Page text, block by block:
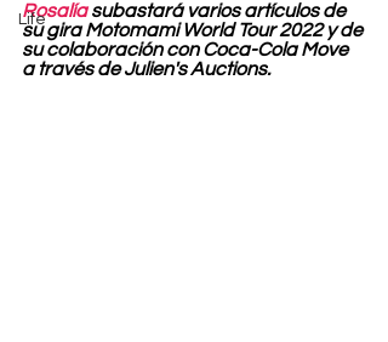
Life
Rosalía subastará varios artículos de
su gira Motomami World Tour 2022 y de
su colaboración con Coca-Cola Move
a través de Julien's Auctions.